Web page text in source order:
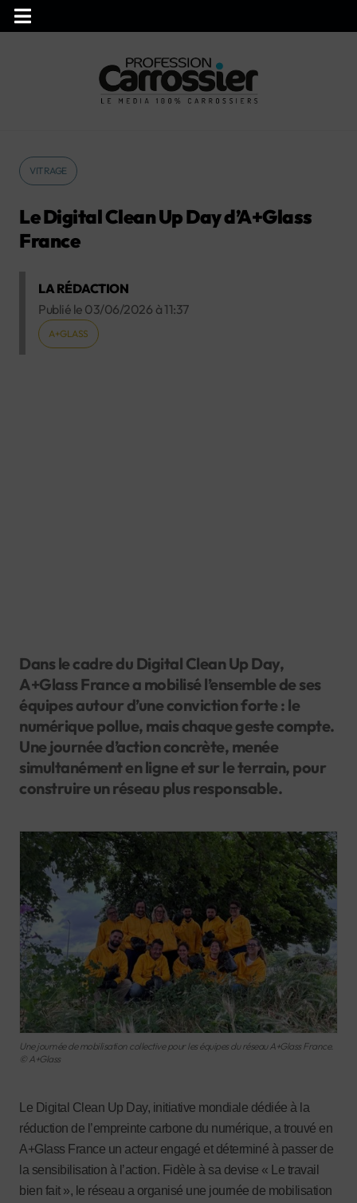
VITRAGE
Le Digital Clean Up Day d’A+Glass
France
LA RÉDACTION
Publié le 03/06/2026 à 11:37
A+GLASS
Dans le cadre du Digital Clean Up Day,
A+Glass France a mobilisé l’ensemble de ses
équipes autour d’une conviction forte : le
numérique pollue, mais chaque geste compte.
Une journée d’action concrète, menée
simultanément en ligne et sur le terrain, pour
construire un réseau plus responsable.
Une journée de mobilisation collective pour les équipes du réseau A+Glass France.
© A+Glass
Le Digital Clean Up Day, initiative mondiale dédiée à la
réduction de l’empreinte carbone du numérique, a trouvé en
A+Glass France un acteur engagé et déterminé à passer de
la sensibilisation à l’action. Fidèle à sa devise « Le travail
bien fait », le réseau a organisé une journée de mobilisation